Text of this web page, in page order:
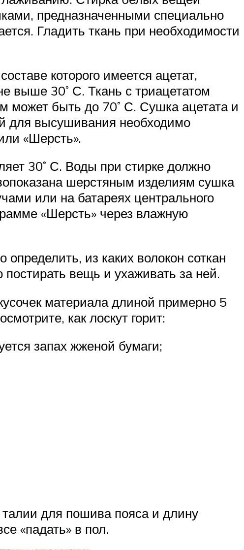
предназначенными специально
Гладить ткань при необходимости
которого имеется ацетат,
выше 30˚ С. Ткань с триацетатом
может быть до 70˚ С. Сушка ацетата и
для высушивания необходимо
«Шерсть».
30˚ С. Воды при стирке должно
шерстяным изделиям сушка
или на батареях центрального
«Шерсть» через влажную
из каких волокон соткан
вещь и ухаживать за ней.
материала длиной примерно 5
как лоскут горит:
запах жженой бумаги;
талии для пошива пояса и длину
«падать» в пол.